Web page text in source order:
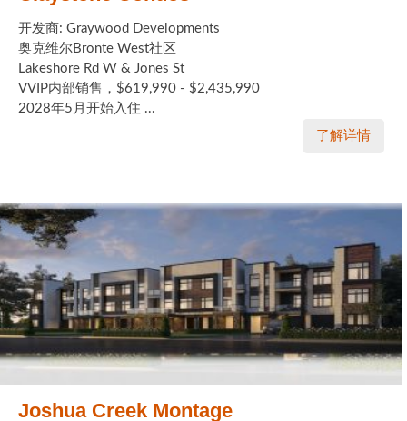
开发商: Graywood Developments
奥克维尔Bronte West社区
Lakeshore Rd W & Jones St
VVIP内部销售，$619,990 - $2,435,990
2028年5月开始入住 ...
了解详情
Joshua Creek Montage